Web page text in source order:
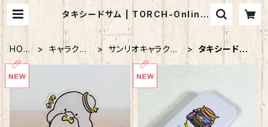
タキシードサム | TORCH-Online
Shop-
HOM
E
キャラクタ
サンリオキャラクタ
ー
タキシードサ